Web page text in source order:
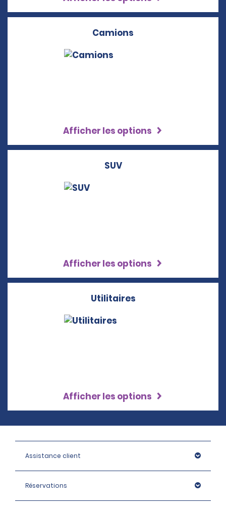
Camions
Afficher les options
SUV
Afficher les options
Utilitaires
Afficher les options
Assistance client
Réservations